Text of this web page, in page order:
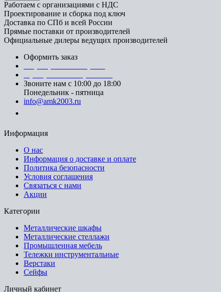
Работаем с организациями с НДС
Проектирование и сборка под ключ
Доставка по СПб и всей России
Прямые поставки от производителей
Официальные дилеры ведущих производителей
Оформить заказ
Звоните нам с 10:00 до 18:00
Понедельник - пятница
info@amk2003.ru
Информация
О нас
Информация о доставке и оплате
Политика безопасности
Условия соглашения
Связаться с нами
Акции
Категории
Металлические шкафы
Металлические стеллажи
Промышленная мебель
Тележки инструментальные
Верстаки
Сейфы
Личный кабинет